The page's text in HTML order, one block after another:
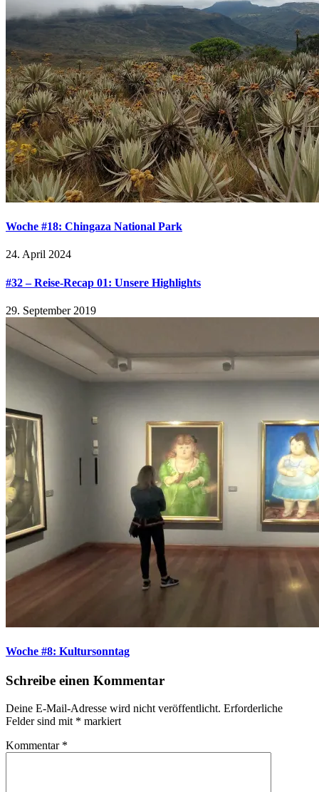
Woche #18: Chingaza National Park
24. April 2024
#32 – Reise-Recap 01: Unsere Highlights
29. September 2019
Woche #8: Kultursonntag
Schreibe einen Kommentar
Deine E-Mail-Adresse wird nicht veröffentlicht. Erforderliche
Felder sind mit * markiert
Kommentar *